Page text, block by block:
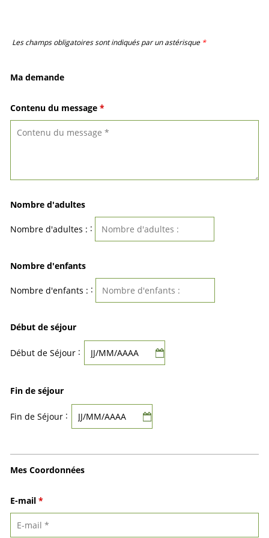
Les champs obligatoires sont indiqués par un astérisque *
Ma demande
Contenu du message *
Nombre d'adultes
Nombre d'adultes : :
Nombre d'enfants
Nombre d'enfants : :
Début de séjour
Début de Séjour :
Fin de séjour
Fin de Séjour :
Mes Coordonnées
E-mail *